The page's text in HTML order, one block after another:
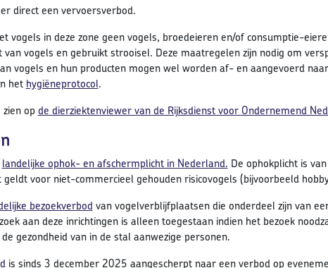
direct een vervoersverbod.
vogels in deze zone geen vogels, broedeieren en/of consumptie-
vogels en gebruikt strooisel. Deze maatregelen zijn nodig om
vogels en hun producten mogen wel worden af- en aangevoerd
het hygiëneprotocol.
op de dierziektenviewer van de Rijksdienst voor Ondernemend
landelijke ophok- en afschermplicht in Nederland. De ophokplicht is
voor niet-commercieel gehouden risicovogels (bijvoorbeeld
bezoekverbodvan vogelverblijfplaatsen die onderdeel zijn van
aan deze inrichtingen is alleen toegestaan indien het bezoek
gezondheid van in de stal aanwezige personen.
is sinds 3 december 2025 aangescherpt naar een verbod op